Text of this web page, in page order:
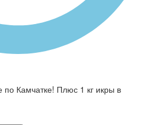
Камчатке! Плюс 1 кг икры в